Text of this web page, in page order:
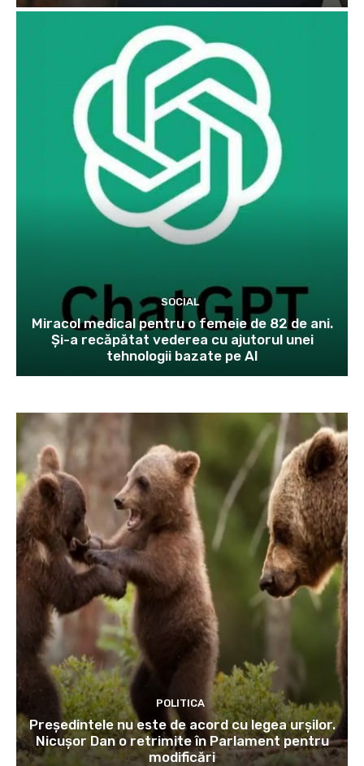
SOCIAL
Miracol medical pentru o femeie de 82 de ani.
Și-a recăpătat vederea cu ajutorul unei
tehnologii bazate pe AI
POLITICA
Președintele nu este de acord cu legea urșilor.
Nicușor Dan o retrimite în Parlament pentru
modificări